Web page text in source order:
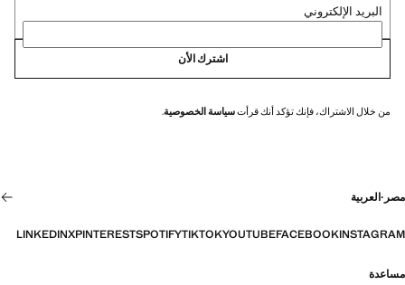
البريد الإلكتروني
اشترك الأن
من خلال الاشتراك، فإنك تؤكد أنك قرأتسياسة الخصوصية.
مصر ·العربية
INSTAGRAM
FACEBOOK
YOUTUBE
TIKTOK
SPOTIFY
PINTEREST
X
LINKEDIN
مساعدة